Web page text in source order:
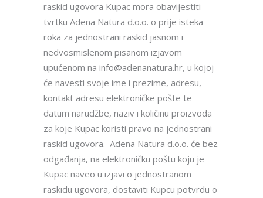
raskid ugovora Kupac mora obavijestiti
tvrtku Adena Natura d.o.o. o prije isteka
roka za jednostrani raskid jasnom i
nedvosmislenom pisanom izjavom
upućenom na info@adenanatura.hr, u kojoj
će navesti svoje ime i prezime, adresu,
kontakt adresu elektroničke pošte te
datum narudžbe, naziv i količinu proizvoda
za koje Kupac koristi pravo na jednostrani
raskid ugovora. Adena Natura d.o.o. će bez
odgađanja, na elektroničku poštu koju je
Kupac naveo u izjavi o jednostranom
raskidu ugovora, dostaviti Kupcu potvrdu o